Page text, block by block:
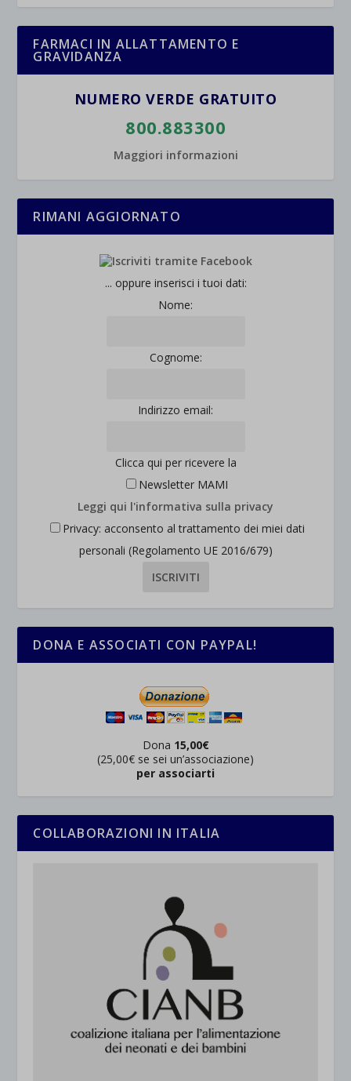
FARMACI IN ALLATTAMENTO E
GRAVIDANZA
NUMERO VERDE GRATUITO
800.883300
Maggiori informazioni
RIMANI AGGIORNATO
... oppure inserisci i tuoi dati:
Nome:
Cognome:
Indirizzo email:
Clicca qui per ricevere la
Newsletter MAMI
Leggi qui l'informativa sulla privacy
Privacy: acconsento al trattamento dei miei dati
personali (Regolamento UE 2016/679)
DONA E ASSOCIATI CON PAYPAL!
Dona 15,00€
(25,00€ se sei un’associazione)
per associarti
COLLABORAZIONI IN ITALIA